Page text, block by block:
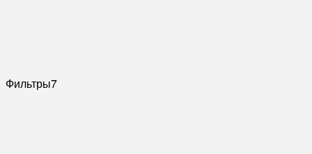
Фильтры7